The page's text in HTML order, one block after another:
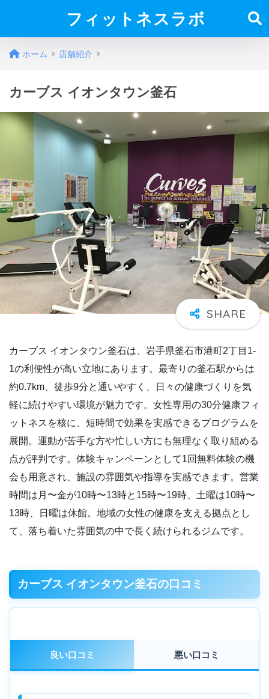
フィットネスラボ
ホーム 店舗紹介
カーブス イオンタウン釜石
カーブス イオンタウン釜石は、岩手県釜石市港町2丁目1-
1の利便性が高い立地にあります。最寄りの釜石駅からは
約0.7km、徒歩9分と通いやすく、日々の健康づくりを気
軽に続けやすい環境が魅力です。女性専用の30分健康フィ
ットネスを核に、短時間で効果を実感できるプログラムを
展開。運動が苦手な方や忙しい方にも無理なく取り組める
点が評判です。体験キャンペーンとして1回無料体験の機
会も用意され、施設の雰囲気や指導を実感できます。営業
時間は月〜金が10時〜13時と15時〜19時、土曜は10時〜
13時、日曜は休館。地域の女性の健康を支える拠点とし
て、落ち着いた雰囲気の中で長く続けられるジムです。
カーブス イオンタウン釜石の口コミ
良い口コミ 悪い口コミ